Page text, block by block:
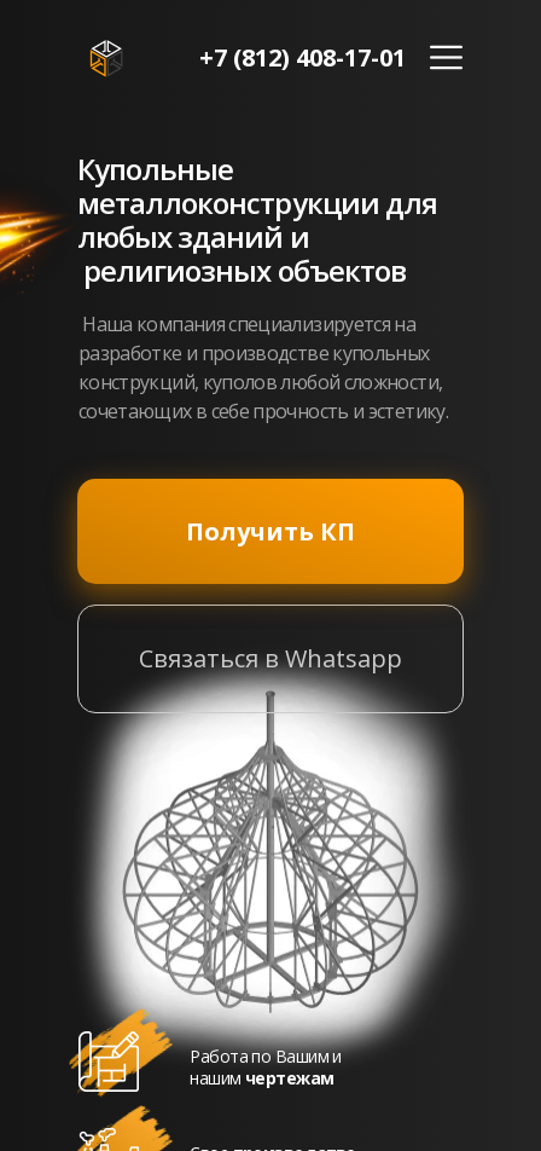
+7 (812) 408-17-01
Наша компания специализируется на
разработке и производстве купольных
конструкций, куполов любой сложности,
сочетающих в себе прочность и эстетику.
Получить КП
Купольные
металлоконструкции для
любых зданий и
религиозных объектов
Связаться в Whatsapp
Работа по Вашим и
нашим чертежам